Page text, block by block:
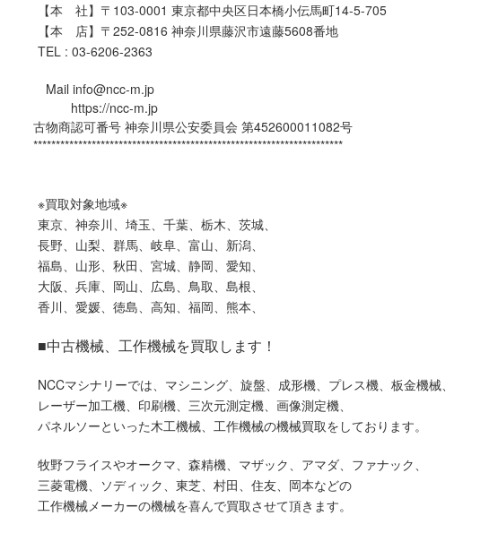
【本 社】〒103-0001 東京都中央区日本橋小伝馬町14-5-705
【本 店】〒252-0816 神奈川県藤沢市遠藤5608番地
TEL : 03-6206-2363
Mail info@ncc-m.jp
https://ncc-m.jp
古物商認可番号 神奈川県公安委員会 第452600011082号
*********************************************************************
※買取対象地域※
東京、神奈川、埼玉、千葉、栃木、茨城、
長野、山梨、群馬、岐阜、富山、新潟、
福島、山形、秋田、宮城、静岡、愛知、
大阪、兵庫、岡山、広島、鳥取、島根、
香川、愛媛、徳島、高知、福岡、熊本、
■中古機械、工作機械を買取します！
NCCマシナリーでは、マシニング、旋盤、成形機、プレス機、板金機械、
レーザー加工機、印刷機、三次元測定機、画像測定機、
パネルソーといった木工機械、工作機械の機械買取をしております。
牧野フライスやオークマ、森精機、マザック、アマダ、ファナック、
三菱電機、ソディック、東芝、村田、住友、岡本などの
工作機械メーカーの機械を喜んで買取させて頂きます。